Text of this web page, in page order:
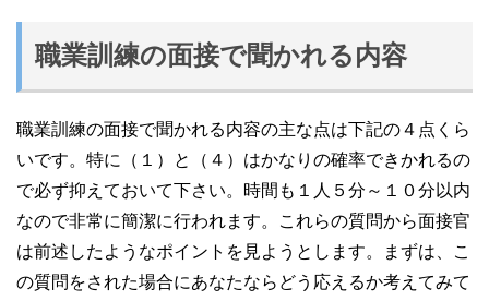
職業訓練の面接で聞かれる内容
職業訓練の面接で聞かれる内容の主な点は下記の４点くら
いです。特に（１）と（４）はかなりの確率できかれるの
で必ず抑えておいて下さい。時間も１人５分～１０分以内
なので非常に簡潔に行われます。これらの質問から面接官
は前述したようなポイントを見ようとします。まずは、こ
の質問をされた場合にあなたならどう応えるか考えてみて